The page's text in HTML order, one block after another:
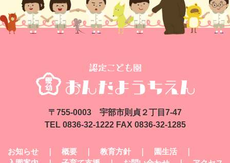
〒755-0003 宇部市則貞２丁目7-47
TEL 0836-32-1222 FAX 0836-32-1285
お知らせ 概要 教育方針 園生活